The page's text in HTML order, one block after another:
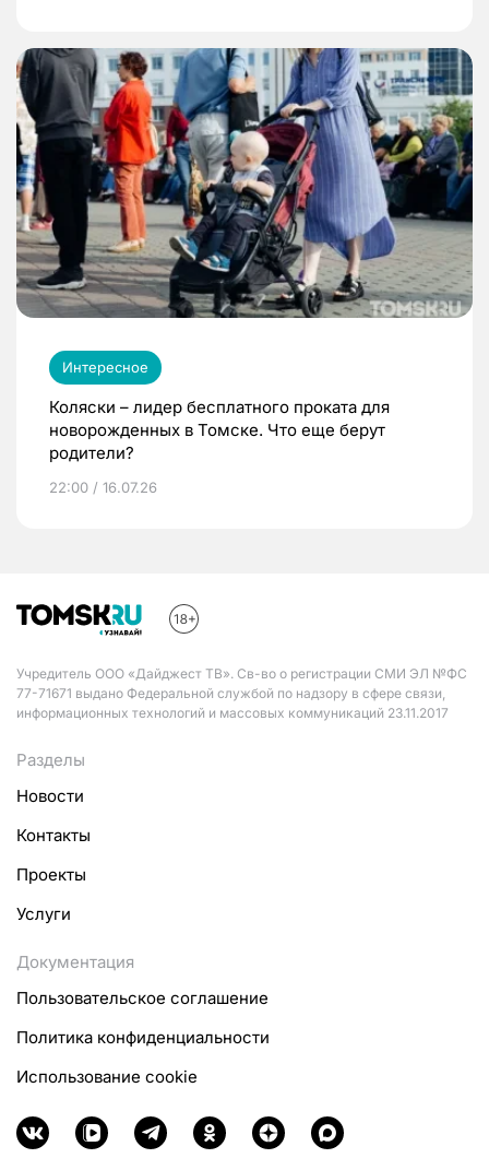
Интересное
Коляски – лидер бесплатного проката для
новорожденных в Томске. Что еще берут
родители?
22:00 / 16.07.26
Учредитель ООО «Дайджест ТВ». Св-во о регистрации СМИ ЭЛ №ФС
77-71671 выдано Федеральной службой по надзору в сфере связи,
информационных технологий и массовых коммуникаций 23.11.2017
Разделы
Новости
Контакты
Проекты
Услуги
Документация
Пользовательское соглашение
Политика конфиденциальности
Использование cookie